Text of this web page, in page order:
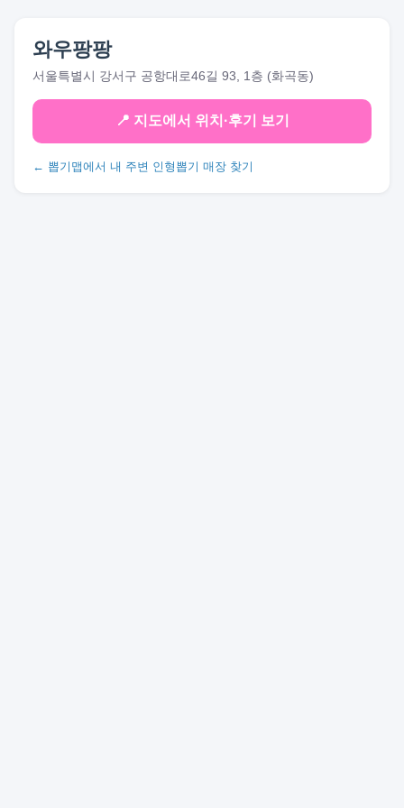
와우팡팡
서울특별시 강서구 공항대로46길 93, 1층 (화곡동)
📍 지도에서 위치·후기 보기
← 뽑기맵에서 내 주변 인형뽑기 매장 찾기